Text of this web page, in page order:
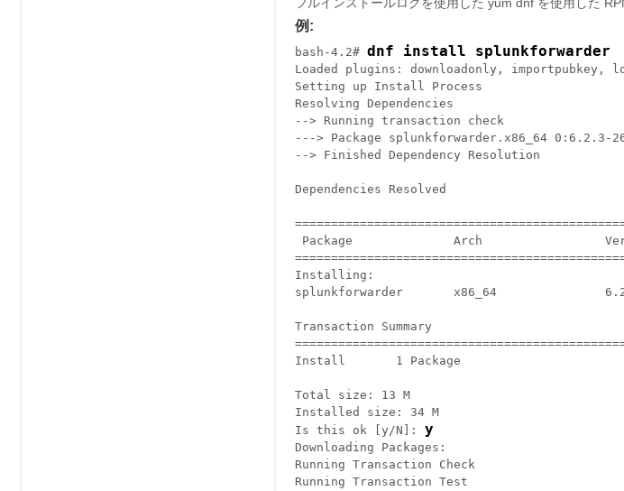
例:
bash-4.2# dnf install splunkforwarder
Loaded plugins: downloadonly, importpubkey,
Setting up Install Process
Resolving Dependencies
--> Running transaction check
---> Package splunkforwarder.x86_64
--> Finished Dependency Resolution
Dependencies Resolved
Package              Arch
Installing:
splunkforwarder       x86_64
Transaction Summary
Install       1 Package
Total size: 13 M
Installed size: 34 M
Is this ok [y/N]: y
Downloading Packages:
Running Transaction Check
Running Transaction Test